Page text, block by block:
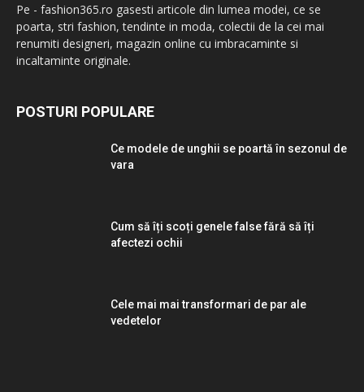
Pe - fashion365.ro gasesti articole din lumea modei, ce se
poarta, stri fashion, tendinte in moda, colectii de la cei mai
renumiti designeri, magazin online cu imbracaminte si
incaltaminte originale.
POSTURI POPULARE
Ce modele de unghii se poartă în sezonul de
vara
Cum să îți scoți genele false fără să îți
afectezi ochii
Cele mai mai transformari de par ale
vedetelor